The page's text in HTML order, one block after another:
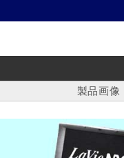
製品画像